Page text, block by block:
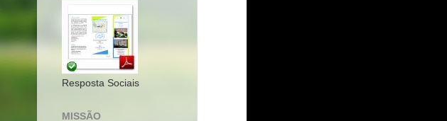
Resposta Sociais
MISSÃO